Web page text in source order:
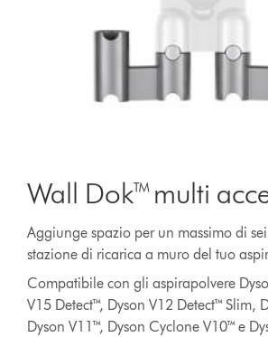
Wall Dok™ multi
Aggiunge spazio per un massimo di
stazione di ricarica a muro del tuo
Compatibile con gli aspirapolvere
V15 Detect™, Dyson V12 Detect™ Slim,
Dyson V11™, Dyson Cyclone V10™ e